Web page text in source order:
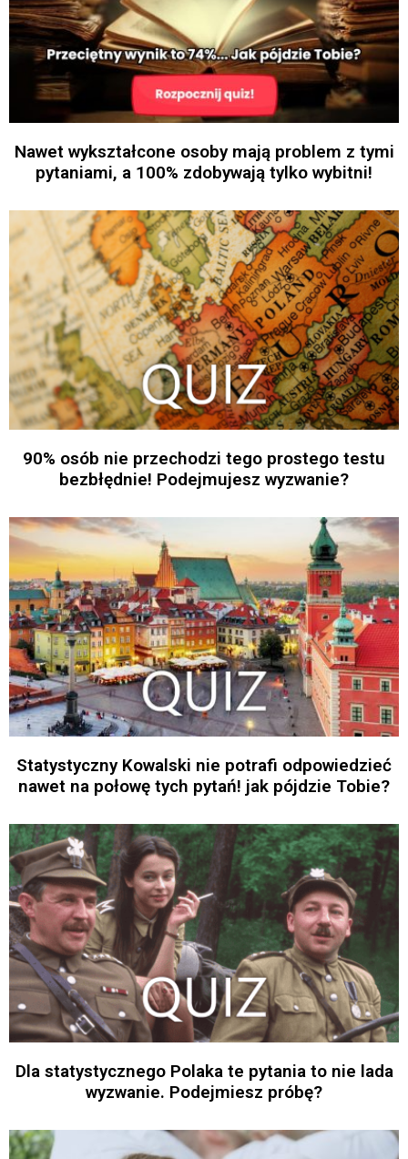
Nawet wykształcone osoby mają problem z tymi
pytaniami, a 100% zdobywają tylko wybitni!
90% osób nie przechodzi tego prostego testu
bezbłędnie! Podejmujesz wyzwanie?
Statystyczny Kowalski nie potrafi odpowiedzieć
nawet na połowę tych pytań! jak pójdzie Tobie?
Dla statystycznego Polaka te pytania to nie lada
wyzwanie. Podejmiesz próbę?